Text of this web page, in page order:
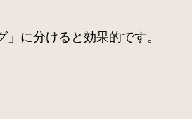
に分けると効果的です。